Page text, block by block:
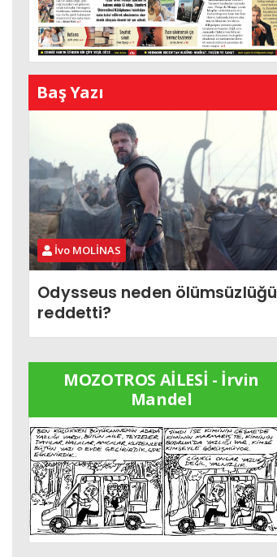
Baş Yazı
İvo MOLİNAS
Odysseus neden ölümsüzlüğü
reddetti?
MOZOTROS AİLESİ - İrvin
Mandel